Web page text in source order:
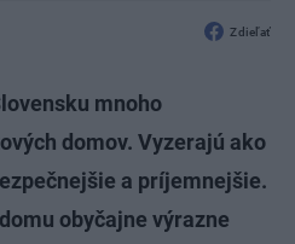
Zdieľať
mnoho
domov. Vyzerajú ako
a príjemnejšie.
obyčajne výrazne